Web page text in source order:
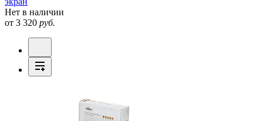
Нет в наличии
от 3 320 руб.